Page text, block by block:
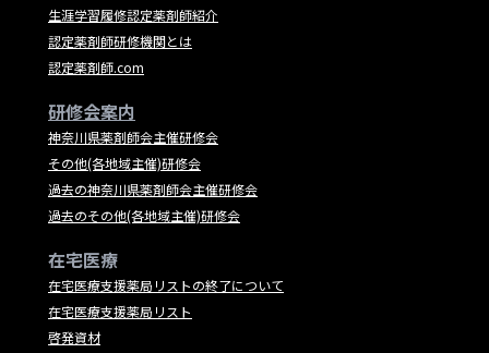
生涯学習履修認定薬剤師紹介
認定薬剤師研修機関とは
認定薬剤師.com
研修会案内
神奈川県薬剤師会主催研修会
その他(各地域主催)研修会
過去の神奈川県薬剤師会主催研修会
過去のその他(各地域主催)研修会
在宅医療
在宅医療支援薬局リストの終了について
在宅医療支援薬局リスト
啓発資材